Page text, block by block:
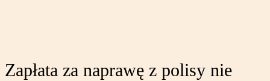
Zapłata za naprawę z polisy nie